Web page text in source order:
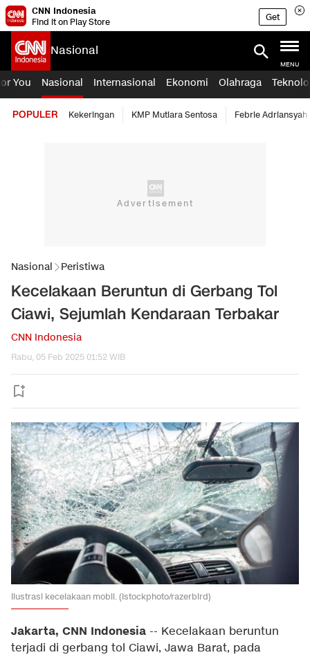
CNN Indonesia
Find it on Play Store
Get
Nasional
MENU
You Nasional Internasional Ekonomi Olahraga
POPULER Kekeringan KMP Mutiara Sentosa Febrie Adriansyah
Nasional Peristiwa
Kecelakaan Beruntun di Gerbang Tol
Ciawi, Sejumlah Kendaraan Terbakar
CNN Indonesia
Rabu, 05 Feb 2025 01:52 WIB
Ilustrasi kecelakaan mobil. (Istockphoto/razerbird)
Jakarta, CNN Indonesia -- Kecelakaan beruntun
terjadi di gerbang tol Ciawi, Jawa Barat, pada